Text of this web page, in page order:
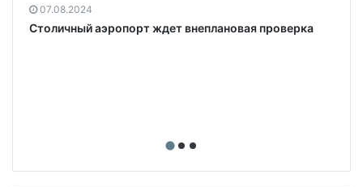
07.08.2024
Столичный аэропорт ждет внеплановая проверка